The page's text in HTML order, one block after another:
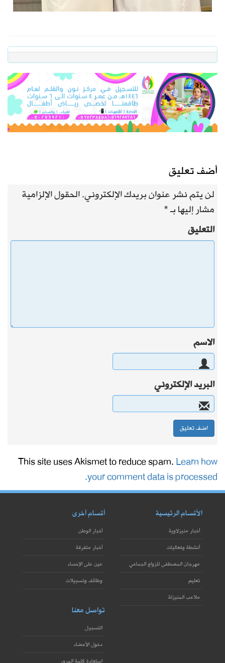
أضف تعليق
لن يتم نشر عنوان بريدك الإلكتروني.الحقول الإلزامية
مشار إليها بـ*
التعليق
الاسم
البريد الإلكتروني
This site uses Akismet to reduce spam.Learn how
your comment data is processed.
الأقسام الرئيسية
أخبار منيزلاوية
أنشطة وفعاليات
مهرجان المصطفى للزواج الجماعي
تعليم
ملاعب المنيزلة
أقسام أخرى
أخبار الوطن
أخبار متفرقة
عين على الإحساء
وظائف وتسجيلات
تواصل معنا
التسجيل
دخول الأعضاء